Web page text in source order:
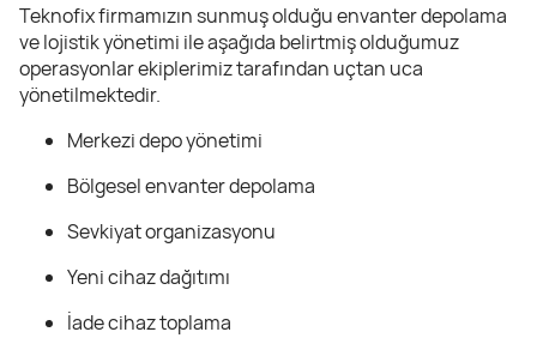
Teknofix firmamızın sunmuş olduğu envanter depolama
ve lojistik yönetimi ile aşağıda belirtmiş olduğumuz
operasyonlar ekiplerimiz tarafından uçtan uca
yönetilmektedir.
Merkezi depo yönetimi
Bölgesel envanter depolama
Sevkiyat organizasyonu
Yeni cihaz dağıtımı
İade cihaz toplama